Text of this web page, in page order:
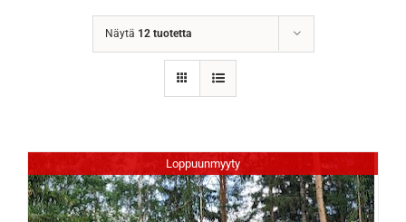
Näytä 12 tuotetta
Loppuunmyyty